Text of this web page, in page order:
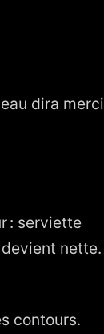
dira merci
: serviette
nette.
contours.